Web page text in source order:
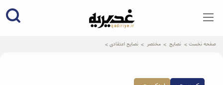
qadiriye.ir
نشریه ی غدیریه-بیانات استاد
صفحه نخست نصایح مختصر نصایح اعتقادی